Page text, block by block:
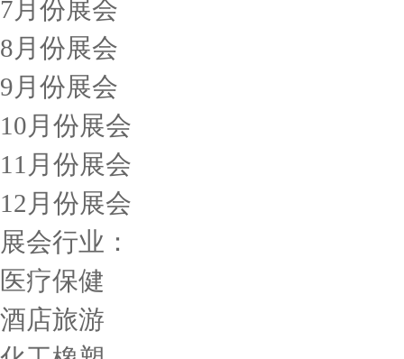
7月份展会
8月份展会
9月份展会
10月份展会
11月份展会
12月份展会
展会行业：
医疗保健
酒店旅游